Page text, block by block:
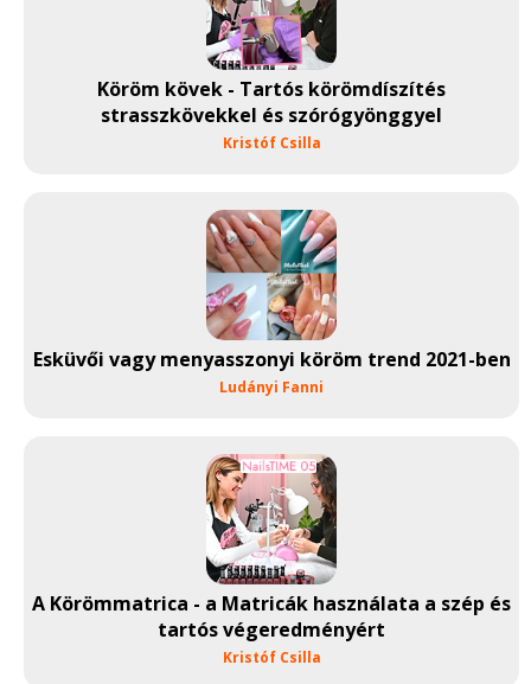
Köröm kövek - Tartós körömdíszítés
strasszkövekkel és szórógyönggyel
Kristóf Csilla
Esküvői vagy menyasszonyi köröm trend 2021-ben
Ludányi Fanni
A Körömmatrica - a Matricák használata a szép és
tartós végeredményért
Kristóf Csilla